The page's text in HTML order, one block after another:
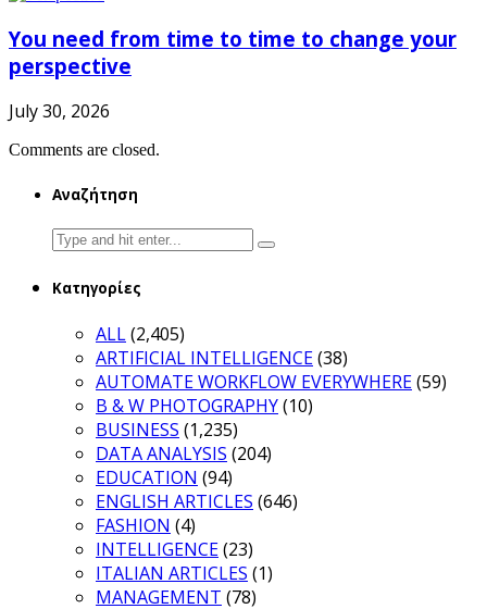
You need from time to time to change your
perspective
July 30, 2026
Comments are closed.
Αναζήτηση
Search
for:
Κατηγορίες
ALL(2,405)
ARTIFICIAL INTELLIGENCE(38)
AUTOMATE WORKFLOW EVERYWHERE(59)
B & W PHOTOGRAPHY(10)
BUSINESS (1,235)
DATA ANALYSIS (204)
EDUCATION (94)
ENGLISH ARTICLES (646)
FASHION (4)
INTELLIGENCE(23)
ITALIAN ARTICLES (1)
MANAGEMENT (78)